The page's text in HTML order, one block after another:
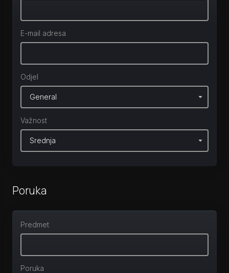
E-mail adresa
Odjel
Važnost
Poruka
Predmet
Poruka